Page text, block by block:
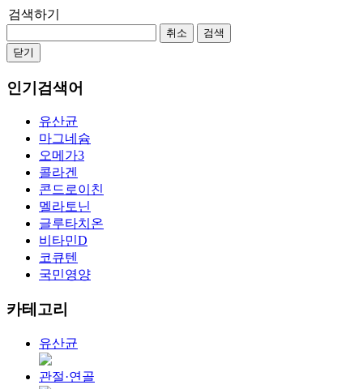
검색하기
취소
검색
닫기
인기검색어
유산균
마그네슘
오메가3
콜라겐
콘드로이친
멜라토닌
글루타치온
비타민D
코큐텐
국민영양
카테고리
유산균
관절·연골